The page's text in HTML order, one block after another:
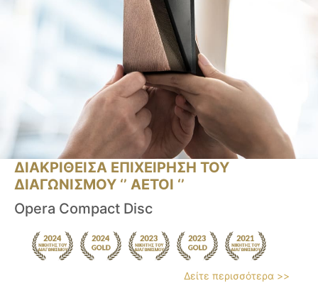
ΔΙΑΚΡΙΘΕΙΣΑ ΕΠΙΧΕΙΡΗΣΗ ΤΟΥ
ΔΙΑΓΩΝΙΣΜΟΥ ‘’ ΑΕΤΟΙ ‘’
Opera Compact Disc
Δείτε περισσότερα >>